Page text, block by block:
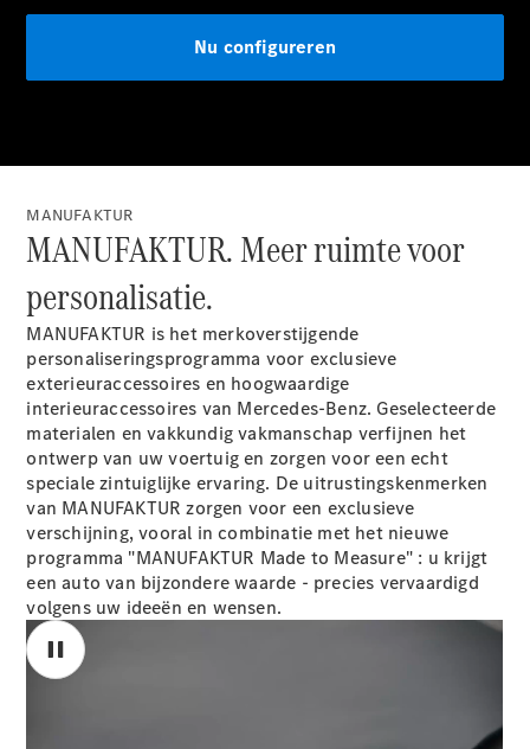
Berline
Alle Berline
CLA
Elektrisch
CLA
C-Klasse
Berline
C-
Klasse
Berline
Elektrisch
EQE
Berline
EQS
Nu configureren
MANUFAKTUR
MANUFAKTUR. Meer ruimte voor
personalisatie.
MANUFAKTUR is het merkoverstijgende
personaliseringsprogramma voor exclusieve
exterieuraccessoires en hoogwaardige
interieuraccessoires van Mercedes-Benz. Geselecteerde
materialen en vakkundig vakmanschap verfijnen het
ontwerp van uw voertuig en zorgen voor een echt
speciale zintuiglijke ervaring. De uitrustingskenmerken
van MANUFAKTUR zorgen voor een exclusieve
verschijning, vooral in combinatie met het nieuwe
programma "MANUFAKTUR Made to Measure" : u krijgt
een auto van bijzondere waarde - precies vervaardigd
volgens uw ideeën en wensen.